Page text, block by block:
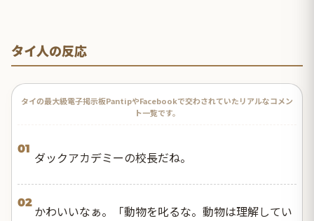
タイ人の反応
タイの最大級電子掲示板PantipやFacebookで交わされていたリアルなコメン
ト一覧です。
01
ダックアカデミーの校長だね。
02
かわいいなぁ。「動物を叱るな。動物は理解してい